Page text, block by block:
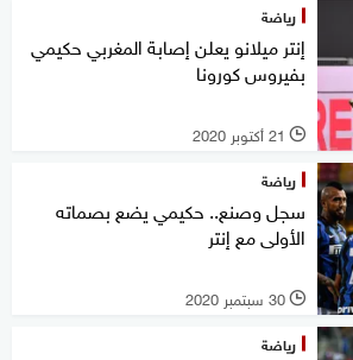
رياضة
إنتر ميلانو يعلن إصابة المغربي حكيمي
بفيروس كورونا
l 21 أكتوبر 2020
رياضة
سجل وصنع.. حكيمي يضع بصماته
الأولى مع إنتر
l 30 سبتمبر 2020
رياضة